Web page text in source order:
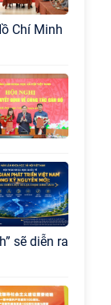
sẽ diễn ra
xã hội